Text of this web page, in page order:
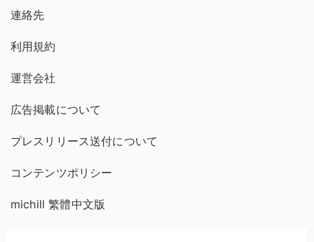
連絡先
利用規約
運営会社
広告掲載について
プレスリリース送付について
コンテンツポリシー
michill 繁體中文版